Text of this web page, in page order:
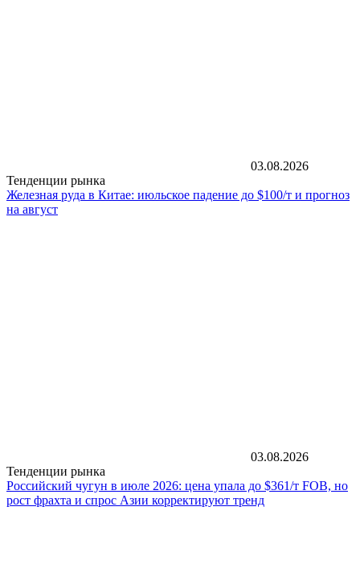
03.08.2026
Тенденции рынка
Железная руда в Китае: июльское падение до $100/т и прогноз
на август
03.08.2026
Тенденции рынка
Российский чугун в июле 2026: цена упала до $361/т FOB, но
рост фрахта и спрос Азии корректируют тренд